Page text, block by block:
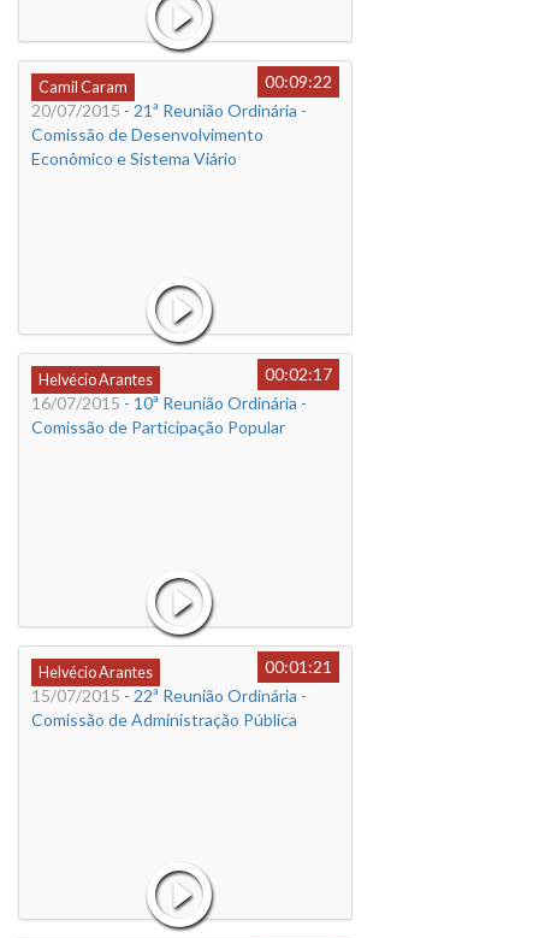
Camil Caram
00:09:22
20/07/2015 - 21ª Reunião Ordinária -
Comissão de Desenvolvimento
Econômico e Sistema Viário
Helvécio Arantes
00:02:17
16/07/2015 - 10ª Reunião Ordinária -
Comissão de Participação Popular
Helvécio Arantes
00:01:21
15/07/2015 - 22ª Reunião Ordinária -
Comissão de Administração Pública